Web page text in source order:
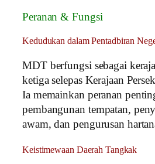
Peranan & Fungsi
Kedudukan dalam Pentadbiran
MDT berfungsi sebagai
ketiga selepas Kerajaan
Ia memainkan peranan
pembangunan tempatan,
awam, dan pengurusan
Keistimewaan Daerah Tangkak